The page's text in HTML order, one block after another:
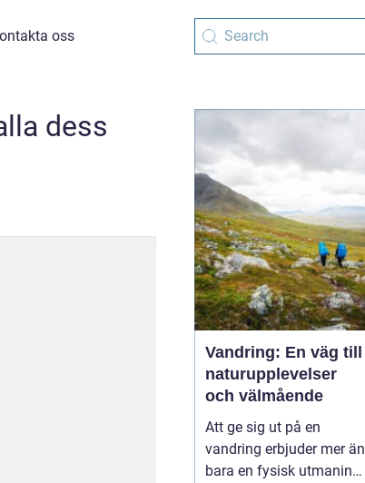
oss
dess
Vandring: En väg till
naturupplevelser
och välmående
Att ge sig ut på en
vandring erbjuder mer än
bara en fysisk utmaning;